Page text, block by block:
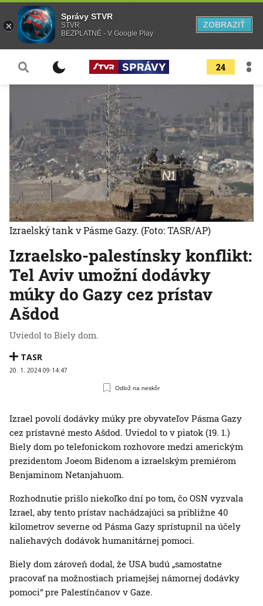
24
Izraelsko-palestínsky konflikt:
Tel Aviv umožní dodávky
múky do Gazy cez prístav
Ašdod
Uviedol to Biely dom.
TASR
20. 1. 2024 09:14:47
Odlož na neskôr
Izraelský tank v Pásme Gazy. (Foto: TASR/AP)
Izrael povolí dodávky múky pre obyvateľov Pásma Gazy
cez prístavné mesto Ašdod. Uviedol to v piatok (19. 1.)
Biely dom po telefonickom rozhovore medzi americkým
prezidentom Joeom Bidenom a izraelským premiérom
Benjaminom Netanjahuom.
Rozhodnutie prišlo niekoľko dní po tom, čo OSN vyzvala
Izrael, aby tento prístav nachádzajúci sa približne 40
kilometrov severne od Pásma Gazy sprístupnil na účely
naliehavých dodávok humanitárnej pomoci.
Biely dom zároveň dodal, že USA budú „samostatne
pracovať na možnostiach priamejšej námornej dodávky
pomoci“ pre Palestínčanov v Gaze.
Správy STVR
STVR
BEZPLATNÉ - V Google Play
ZOBRAZIŤ